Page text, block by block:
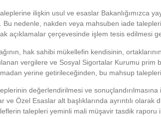
ilişkin usul ve esaslar Bakanlığımızca
Bu nedenle, nakden veya mahsuben iade
açıklamalar çerçevesinde işlem tesis edilmesi
hak sahibi mükellefin kendisinin,
vergilere ve Sosyal Sigortalar Kurumu prim
yerine getirileceğinden, bu mahsup
değerlendirilmesi ve
ve Özel Esaslar alt başlıklarında ayrıntılı
talepleri yeminli mali müşavir tasdik